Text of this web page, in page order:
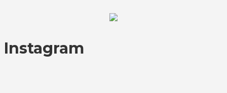
Instagram